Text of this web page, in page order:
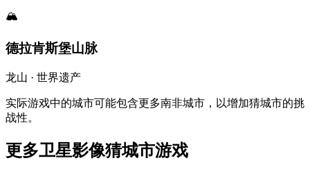
🏔️
德拉肯斯堡山脉
龙山 · 世界遗产
实际游戏中的城市可能包含更多南非城市，以增加猜城市的挑
战性。
更多卫星影像猜城市游戏